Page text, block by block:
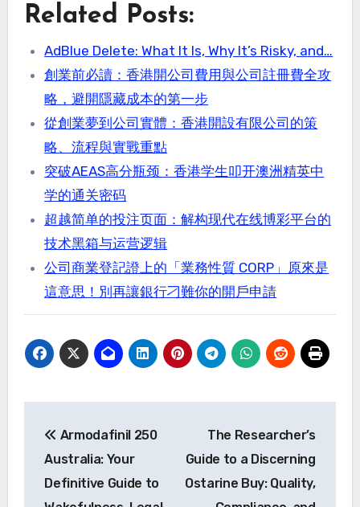
Related Posts:
AdBlue Delete: What It Is, Why It’s Risky, and…
創業前必讀：香港開公司費用與公司註冊費全攻
略，避開隱藏成本的第一步
從創業夢到公司實體：香港開設有限公司的策
略、流程與實戰重點
突破AEAS高分瓶颈：香港学生叩开澳洲精英中
学的通关密码
超越简单的投注页面：解构现代在线博彩平台的
技术黑箱与运营逻辑
公司商業登記證上的「業務性質 CORP」原來是
這意思！別再讓銀行刁難你的開戶申請
navigation
Armodafinil 250
Australia: Your
Definitive Guide to
The Researcher’s
Guide to a Discerning
Ostarine Buy: Quality,